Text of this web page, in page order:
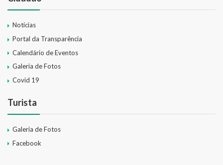
Notícias
Portal da Transparência
Calendário de Eventos
Galeria de Fotos
Covid 19
Turista
Galeria de Fotos
Facebook